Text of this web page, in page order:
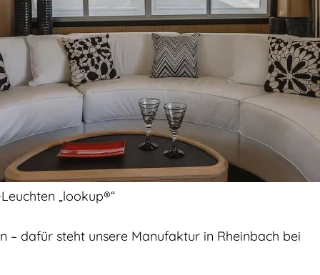
„lookup®“
– dafür steht unsere Manufaktur in Rheinbach bei